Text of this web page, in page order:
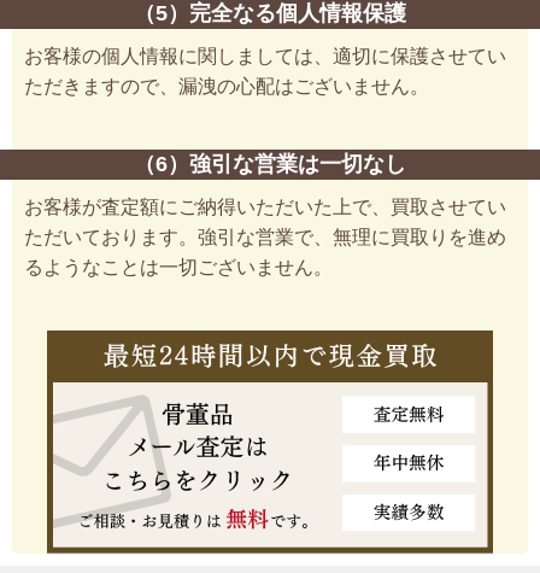
（5）完全なる個人情報保護
お客様の個人情報に関しましては、適切に保護させてい
ただきますので、漏洩の心配はございません。
（6）強引な営業は一切なし
お客様が査定額にご納得いただいた上で、買取させてい
ただいております。強引な営業で、無理に買取りを進め
るようなことは一切ございません。